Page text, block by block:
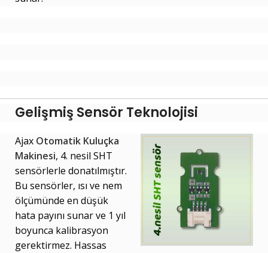
Gelişmiş Sensör Teknolojisi
Ajax Otomatik Kuluçka
Makinesi, 4. nesil SHT
sensörlerle donatılmıştır.
Bu sensörler, ısı ve nem
ölçümünde en düşük
hata payını sunar ve 1 yıl
boyunca kalibrasyon
gerektirmez. Hassas